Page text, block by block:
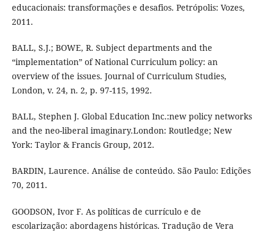
educacionais: transformações e desafios. Petrópolis: Vozes,
2011.
BALL, S.J.; BOWE, R. Subject departments and the
“implementation” of National Curriculum policy: an
overview of the issues. Journal of Curriculum Studies,
London, v. 24, n. 2, p. 97-115, 1992.
BALL, Stephen J. Global Education Inc.:new policy networks
and the neo-liberal imaginary.London: Routledge; New
York: Taylor & Francis Group, 2012.
BARDIN, Laurence. Análise de conteúdo. São Paulo: Edições
70, 2011.
GOODSON, Ivor F. As políticas de currículo e de
escolarização: abordagens históricas. Tradução de Vera